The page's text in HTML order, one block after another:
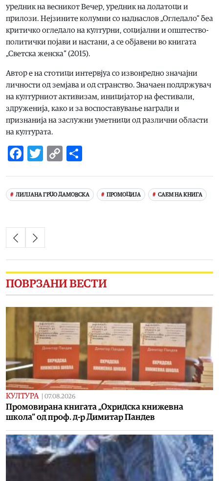
уредник на весникот Вечер, уредник на додатоци и
прилози. Нејзините колумни со наднаслов „Огледало“ беа
критичко огледало на културни, социјални и општество-
политички појави и настани, а се објавени во книгата
„Светска женска“ (2015).
Автор е на стотици интервјуа со извонредно значајни
личности од земјава и од странство. Значаен поддржувач
на културниот активизам, инициjатор на фестивали,
здруженија, како и за воспоставување награди и
признанија на заслужни уметници од различни области
на културата.
Facebook
Twitter
Copy
ЛИЛЈАНА ГРЏО ДАМОВСКА ПРОМОЦИЈА САЕМ НА КНИГА
ПОВРЗАНИ ВЕСТИ
КУЛТУРА 07.08.2026
Промовирана книгата „Охридска книжевна
школа“ од проф. д-р Димитар Пандев